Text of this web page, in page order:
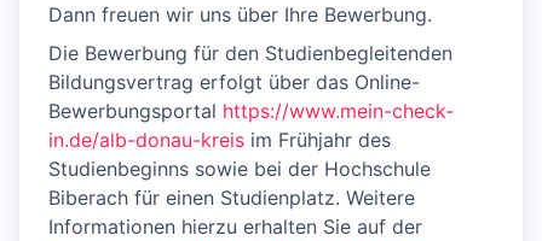
Dann freuen wir uns über Ihre Bewerbung.
Die Bewerbung für den Studienbegleitenden
Bildungsvertrag erfolgt über das Online-
Bewerbungsportal https://www.mein-check-
in.de/alb-donau-kreis im Frühjahr des
Studienbeginns sowie bei der Hochschule
Biberach für einen Studienplatz. Weitere
Informationen hierzu erhalten Sie auf der